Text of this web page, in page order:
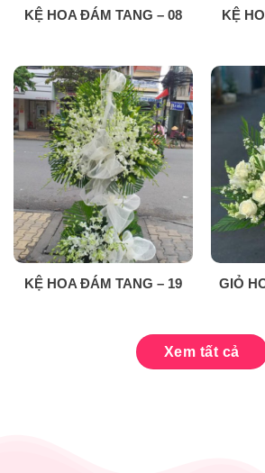
KỆ HOA ĐÁM TANG – 08 KỆ
KỆ HOA ĐÁM TANG – 19 GIỎ
Xem tất cả